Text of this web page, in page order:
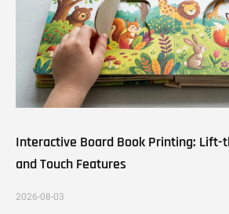
Interactive Board Book Printing: Lift-
and Touch Features
2026-08-03